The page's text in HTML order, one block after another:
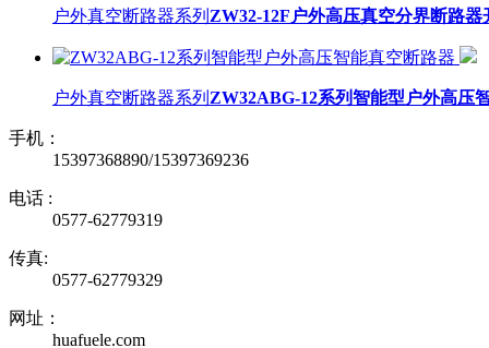
户外真空断路器系列 ZW32-12F户外高压真空分界断路器
户外真空断路器系列 ZW32ABG-12系列智能型户外高压
手机：
15397368890/15397369236
电话 :
0577-62779319
传真:
0577-62779329
网址：
huafuele.com